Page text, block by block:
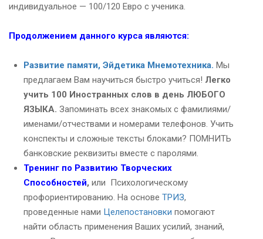
индивидуальное — 100/120 Евро с ученика.
Продолжением данного курса являются:
Развитие памяти, Эйдетика Мнемотехника. Мы
предлагаем Вам научиться быстро учиться! Легко
учить 100 Иностранных слов в день ЛЮБОГО
ЯЗЫКА. Запоминать всех знакомых с фамилиями/
именами/отчествами и номерами телефонов. Учить
конспекты и сложные тексты блоками? ПОМНИТЬ
банковские реквизиты вместе с паролями.
Тренинг по Развитию Творческих
Способностей, или Психологическому
профориентированию. На основе ТРИЗ,
проведенные нами Целепостановки помогают
найти область применения Ваших усилий, знаний,